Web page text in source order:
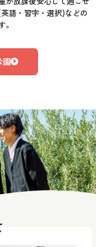
語・習字・選択)などの
園